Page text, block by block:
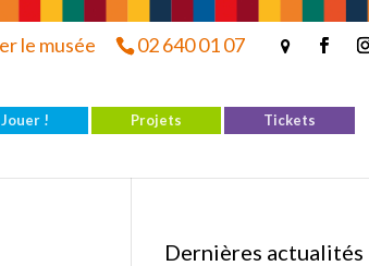
02 640 01 07
le musée
Jouer ! Projets Tickets
Dernières actualités